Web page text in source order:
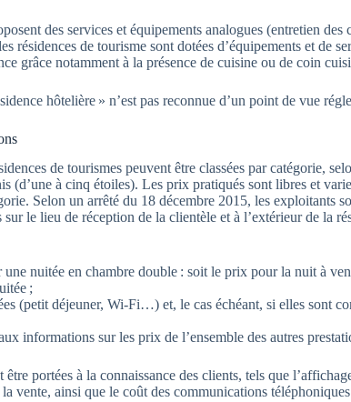
des services et équipements analogues (entretien
résidences de tourisme sont dotées d’équipements et de
grâce notamment à la présence de cuisine ou de coin
hôtelière » n’est pas reconnue d’un point de vue
de tourismes peuvent être classées par catégorie,
(d’une à cinq étoiles). Les prix pratiqués sont libres et
Selon un arrêté du 18 décembre 2015, les exploitants
sur le lieu de réception de la clientèle et à l’extérieur de la
nuitée en chambre double : soit le prix pour la nuit à
;
(petit déjeuner, Wi-Fi…) et, le cas échéant, si elles sont
informations sur les prix de l’ensemble des autres
portées à la connaissance des clients, tels que
vente, ainsi que le coût des communications